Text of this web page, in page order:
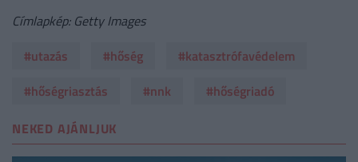
Címlapkép: Getty Images
#utazás
#hőség
#katasztrófavédelem
#hőségriasztás
#nnk
#hőségriadó
NEKED AJÁNLJUK